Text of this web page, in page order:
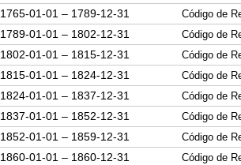
1765-01-01 – 1789-12-31 Código de
1789-01-01 – 1802-12-31 Código de
1802-01-01 – 1815-12-31 Código de
1815-01-01 – 1824-12-31 Código de
1824-01-01 – 1837-12-31 Código de
1837-01-01 – 1852-12-31 Código de
1852-01-01 – 1859-12-31 Código de
1860-01-01 – 1860-12-31
Código de